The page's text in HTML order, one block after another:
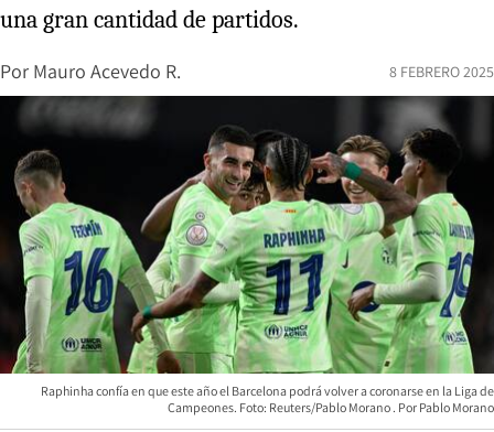
una gran cantidad de partidos.
Por Mauro Acevedo R. 8 FEBRERO 2025
Raphinha confía en que este año el Barcelona podrá volver a coronarse en la Liga de
Campeones. Foto: Reuters/Pablo Morano
Pablo Morano